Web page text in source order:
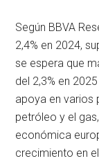
Según BBVA
2,4% en 2024,
se espera que
del 2,3% en
apoya en varios
petróleo y el
económica
crecimiento en